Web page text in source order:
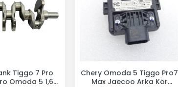
Tiggo 7 Pro
Omoda 5 1,6
Chery Omoda 5 Tiggo Pro7
Max Jaecoo Arka Kör